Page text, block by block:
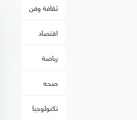
ثقافة وفن
اقتصاد
رياضة
صحه
تكنولوجيا